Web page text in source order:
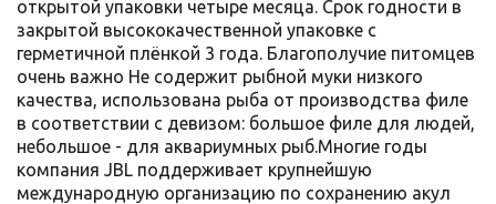
открытой упаковки четыре месяца. Срок годности в
закрытой высококачественной упаковке с
герметичной плёнкой 3 года. Благополучие питомцев
очень важно Не содержит рыбной муки низкого
качества, использована рыба от производства филе
в соответствии с девизом: большое филе для людей,
небольшое - для аквариумных рыб.Многие годы
компания JBL поддерживает крупнейшую
международную организацию по сохранению акул